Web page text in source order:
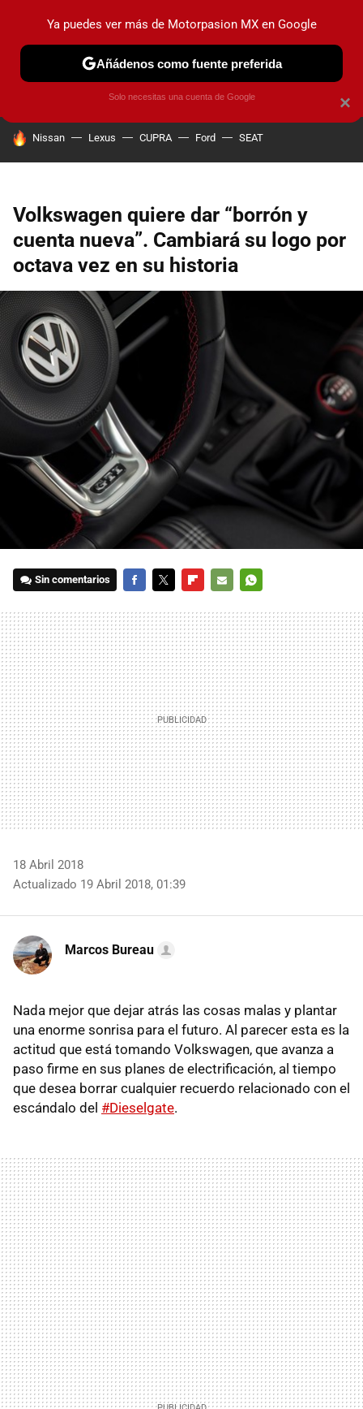
PRUEBAS INDUSTRIA HOY NO CIRCULA
HOY SE HABLA DE
Nissan Lexus CUPRA Ford SEAT
Volkswagen quiere dar “borrón y
cuenta nueva”. Cambiará su logo por
octava vez en su historia
Sin comentarios
MAIL
18 Abril 2018
Actualizado 19 Abril 2018, 01:39
Marcos Bureau
Nada mejor que dejar atrás las cosas malas y plantar
una enorme sonrisa para el futuro. Al parecer esta es la
actitud que está tomando Volkswagen, que avanza a
paso firme en sus planes de electrificación, al tiempo
que desea borrar cualquier recuerdo relacionado con el
escándalo del #Dieselgate.
×
Ya puedes ver más de Motorpasion MX en Google
Añádenos como fuente preferida
Solo necesitas una cuenta de Google